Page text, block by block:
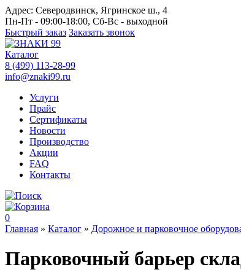
Адрес: Северодвинск, Ягринское ш., 4
Пн-Пт - 09:00-18:00, Сб-Вс - выходной
Быстрый заказ Заказать звонок
Каталог
8 (499) 113-28-99
info@znaki99.ru
Услуги
Прайс
Сертификаты
Новости
Производство
Акции
FAQ
Контакты
0
Главная » Каталог » Дорожное и парковочное
Парковочный барьер